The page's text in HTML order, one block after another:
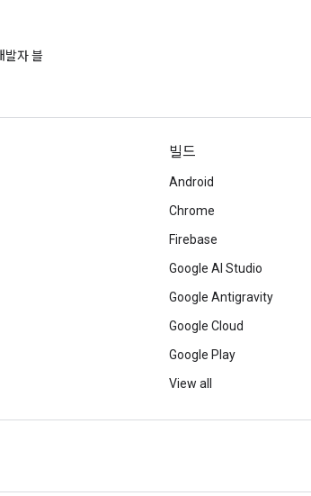
발자 블
빌드
Android
Chrome
Firebase
Google AI Studio
Google Antigravity
Google Cloud
Google Play
View all